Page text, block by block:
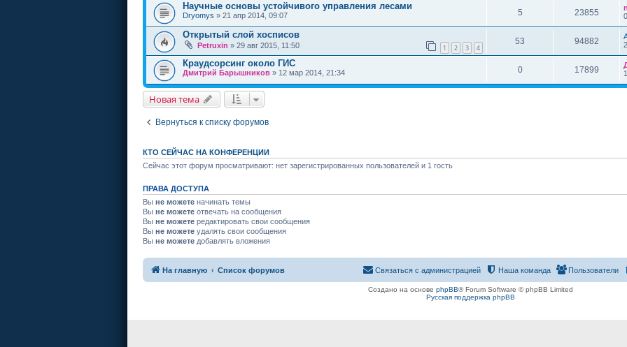
Научные основы устойчивого управления лесами
Dryomys » 21 апр 2014, 09:07 5 23855
Открытый слой хосписов
Petruxin » 29 авг 2015, 11:50 1 2 3 4
53 94882
Краудсорсинг около ГИС
Дмитрий Барышников » 12 мар 2014, 21:34 0 17899
Новая тема
Вернуться к списку форумов
КТО СЕЙЧАС НА КОНФЕРЕНЦИИ
Сейчас этот форум просматривают: нет зарегистрированных пользователей и 1 гость
ПРАВА ДОСТУПА
Вы не можете начинать темы
Вы не можете отвечать на сообщения
Вы не можете редактировать свои сообщения
Вы не можете удалять свои сообщения
Вы не можете добавлять вложения
На главную Список форумов Пользователи
Наша команда
Связаться с администрацией
Создано на основе phpBB® Forum Software © phpBB Limited
Русская поддержка phpBB